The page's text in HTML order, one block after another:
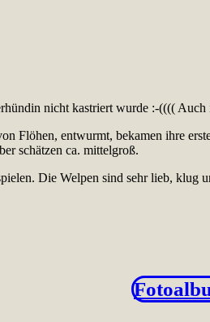
nicht kastriert wurde :-((((
Flöhen, entwurmt, bekamen ihre
schätzen ca. mittelgroß.
Die Welpen sind sehr lieb,